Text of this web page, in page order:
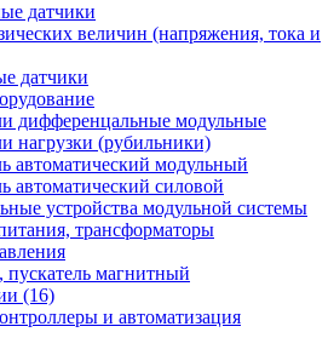
датчики
величин (напряжения, тока и
датчики
дифференцальные модульные
нагрузки (рубильники)
автоматический модульный
автоматический силовой
устройства модульной системы
трансформаторы
пускатель магнитный
(16)
и автоматизация